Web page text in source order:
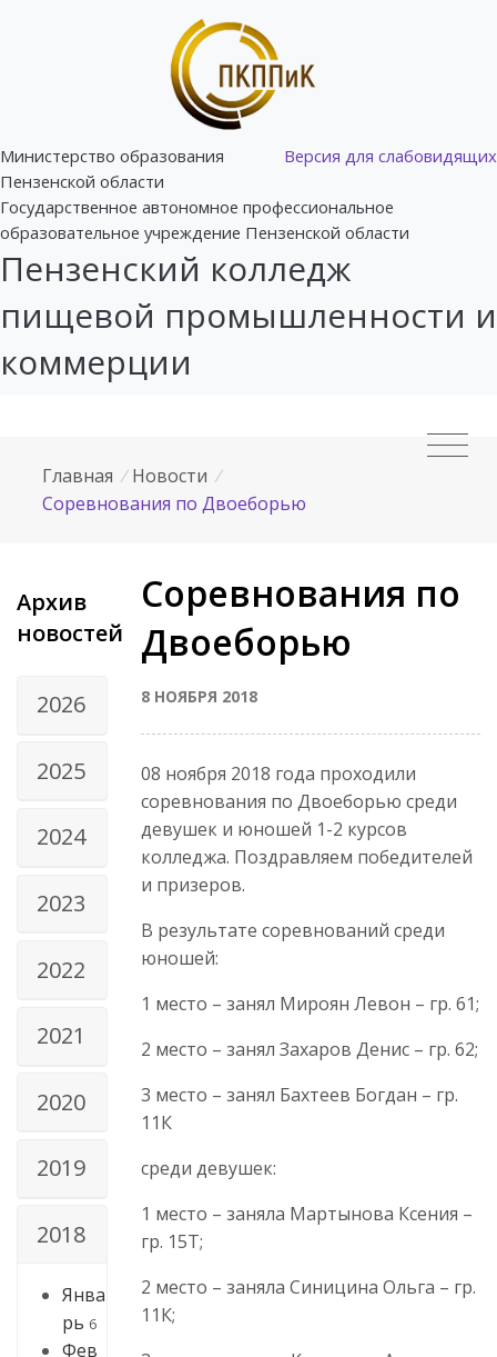
Версия для слабовидящих
Министерство образования
Пензенской области
Государственное автономное профессиональное
образовательное учреждение Пензенской области
Пензенский колледж
пищевой промышленности и
коммерции
Главная / Новости /
Соревнования по Двоеборью
Архив
новостей
2026
2025
2024
2023
2022
2021
2020
2019
2018
Янва
рь 6
Фев
Соревнования по
Двоеборью
8 НОЯБРЯ 2018
08 ноября 2018 года проходили
соревнования по Двоеборью среди
девушек и юношей 1-2 курсов
колледжа. Поздравляем победителей
и призеров.
В результате соревнований среди
юношей:
1 место – занял Мироян Левон – гр. 61;
2 место – занял Захаров Денис – гр. 62;
3 место – занял Бахтеев Богдан – гр.
11К
среди девушек:
1 место – заняла Мартынова Ксения –
гр. 15Т;
2 место – заняла Синицина Ольга – гр.
11К;